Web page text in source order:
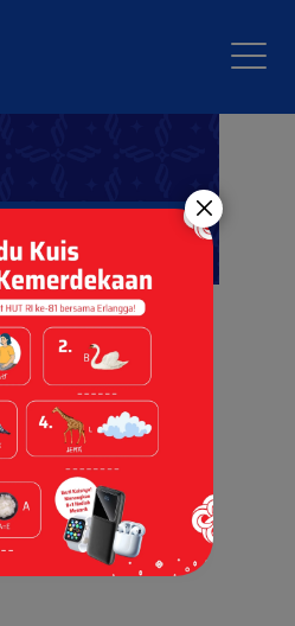
Bahasa
2026